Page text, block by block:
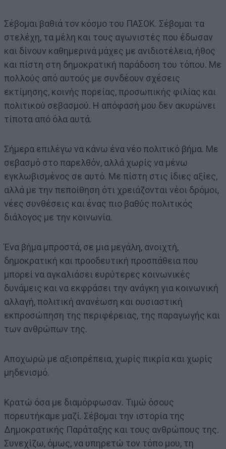
Σέβομαι βαθιά τον κόσμο του ΠΑΣΟΚ. Σέβομαι τα
στελέχη, τα μέλη και τους αγωνιστές που έδωσαν
και δίνουν καθημερινά μάχες με ανιδιοτέλεια, ήθος
και πίστη στη δημοκρατική παράδοση του τόπου. Με
πολλούς από αυτούς με συνδέουν σχέσεις
εκτίμησης, κοινής πορείας, προσωπικής φιλίας και
πολιτικού σεβασμού. Η απόφασή μου δεν ακυρώνει
τίποτα από όλα αυτά.
Σήμερα επιλέγω να κάνω ένα νέο πολιτικό βήμα. Με
σεβασμό στο παρελθόν, αλλά χωρίς να μένω
εγκλωβισμένος σε αυτό. Με πίστη στις ίδιες αξίες,
αλλά με την πεποίθηση ότι χρειάζονται νέοι δρόμοι,
νέες συνθέσεις και ένας πιο βαθύς πολιτικός
διάλογος με την κοινωνία.
Ένα βήμα μπροστά, σε μια μεγάλη, ανοιχτή,
δημοκρατική και προοδευτική προσπάθεια που
μπορεί να αγκαλιάσει ευρύτερες κοινωνικές
δυνάμεις και να εκφράσει την ανάγκη για κοινωνική
αλλαγή, πολιτική ανανέωση και ουσιαστική
εκπροσώπηση της περιφέρειας, της παραγωγής και
των ανθρώπων της.
Αποχωρώ με αξιοπρέπεια, χωρίς πικρία και χωρίς
μηδενισμό.
Κρατώ όσα με διαμόρφωσαν. Τιμώ όσους
πορευτήκαμε μαζί. Σέβομαι την ιστορία της
Δημοκρατικής Παράταξης και τους ανθρώπους της.
Συνεχίζω, όμως, να υπηρετώ τον τόπο μου, τη